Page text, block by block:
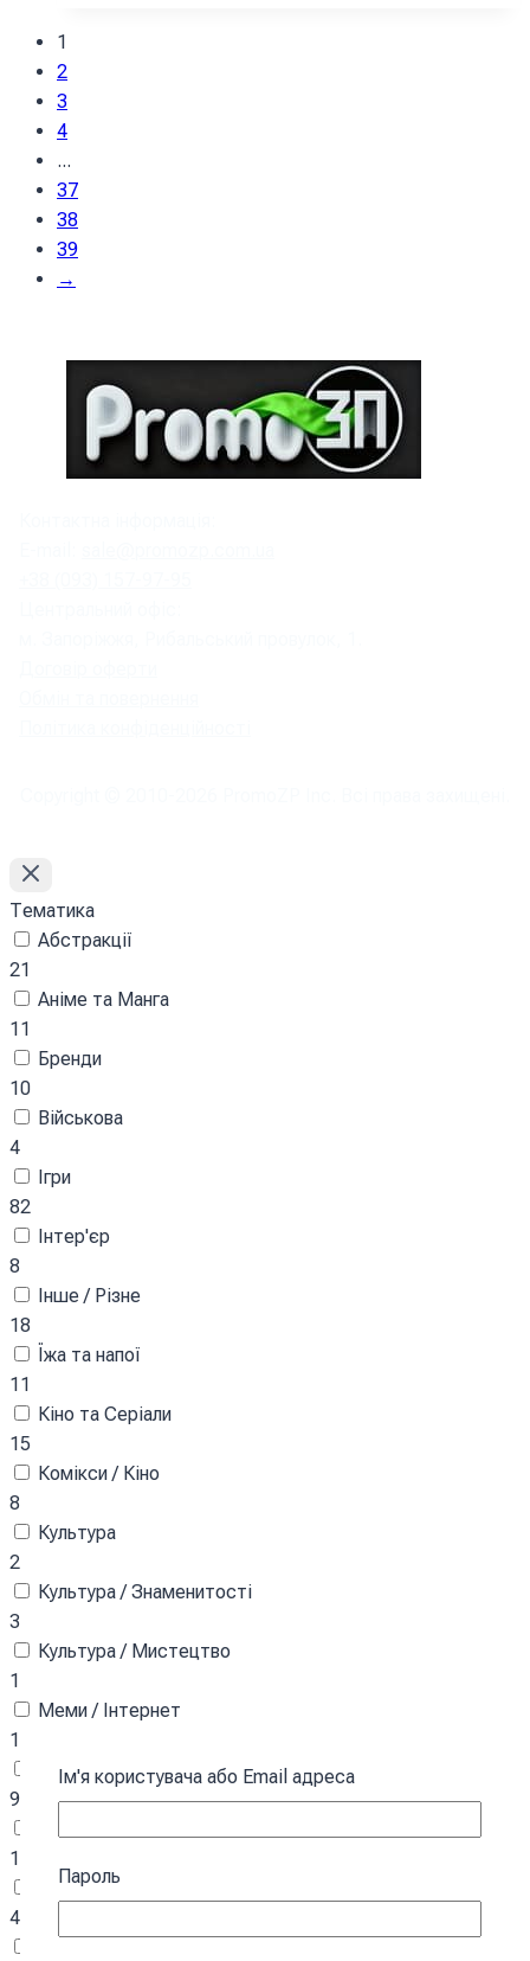
1
2
3
4
...
37
38
39
→
Тематика
Абстракції
21
Аніме та Манга
11
Бренди
10
Військова
4
Ігри
82
Інтер'єр
8
Інше / Різне
18
Їжа та напої
11
Кіно та Серіали
15
Комікси / Кіно
8
Культура
2
Культура / Знаменитості
3
Культура / Мистецтво
1
Меми / Інтернет
12
Міста / Архітектура
9
14
Патріотична
40
Ім'я користувача або Email адреса
Пароль